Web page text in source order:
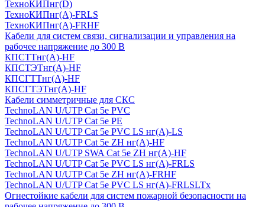
ТеxноКИПнг(D)
ТехноКИПнг(A)-FRLS
ТехноКИПнг(A)-FRHF
Кабели для систем связи, сигнализации и управления на
рабочее напряжение до 300 В
КПСТТнг(A)-HF
КПСТЭТнг(A)-HF
КПСГТТнг(A)-HF
КПСГТЭТнг(A)-HF
Кабели симметричные для СКС
TechnoLAN U/UTP Cat 5e PVC
TechnoLAN U/UTP Cat 5e PE
TechnoLAN U/UTP Cat 5e PVC LS нг(A)-LS
TechnoLAN U/UTP Cat 5e ZH нг(A)-HF
TechnoLAN U/UTP SWA Cat 5e ZH нг(A)-HF
TechnoLAN U/UTP Cat 5e PVC LS нг(A)-FRLS
TechnoLAN U/UTP Cat 5e ZH нг(A)-FRHF
TechnoLAN U/UTP Cat 5e PVC LS нг(A)-FRLSLTx
Огнестойкие кабели для систем пожарной безопасности на